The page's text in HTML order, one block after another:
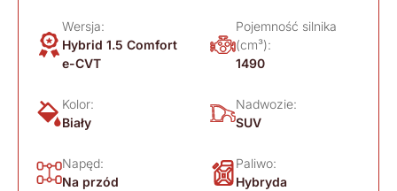
Wersja:
Hybrid 1.5 Comfort
e-CVT
Pojemność silnika
(cm³):
1490
Kolor:
Biały
Nadwozie:
SUV
Napęd:
Na przód
Paliwo:
Hybryda